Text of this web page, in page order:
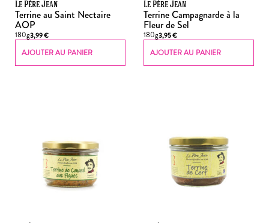
Le Père Jean
Terrine au Saint Nectaire
AOP
180g3,99€
AJOUTER AU PANIER
Le Père Jean
Terrine Campagnarde à la
Fleur de Sel
180g3,95€
AJOUTER AU PANIER